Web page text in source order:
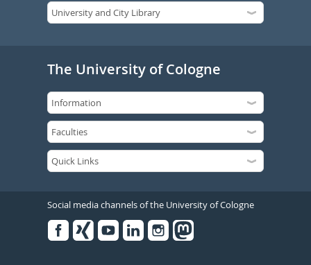
The University of Cologne
Social media channels of the University of Cologne